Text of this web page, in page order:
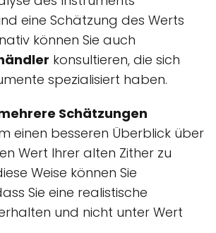
eine Schätzung des Werts
können Sie auch
konsultieren, die sich
spezialisiert haben.
Schätzungen
einen besseren Überblick über
Wert Ihrer alten Zither zu
Weise können Sie
Sie eine realistische
und nicht unter Wert